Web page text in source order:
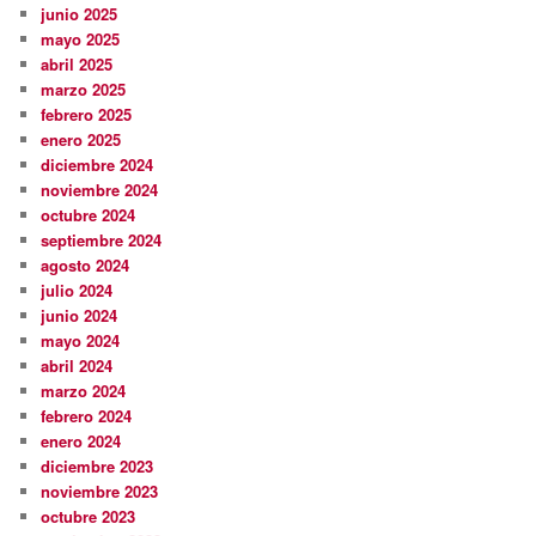
junio 2025
mayo 2025
abril 2025
marzo 2025
febrero 2025
enero 2025
diciembre 2024
noviembre 2024
octubre 2024
septiembre 2024
agosto 2024
julio 2024
junio 2024
mayo 2024
abril 2024
marzo 2024
febrero 2024
enero 2024
diciembre 2023
noviembre 2023
octubre 2023